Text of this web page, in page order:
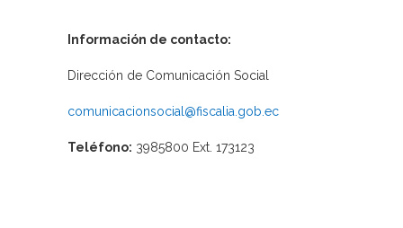
Información de contacto:
Dirección de Comunicación Social
comunicacionsocial@fiscalia.gob.ec
Teléfono: 3985800 Ext. 173123